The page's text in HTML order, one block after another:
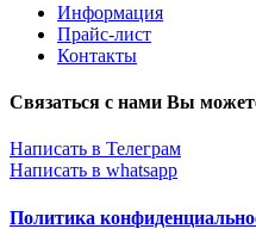
Информация
Прайс-лист
Контакты
Связаться с нами Вы
Написать в Телеграм
Написать в whatsapp
Политика